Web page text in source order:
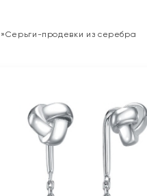
»Серьги-продевки из серебра